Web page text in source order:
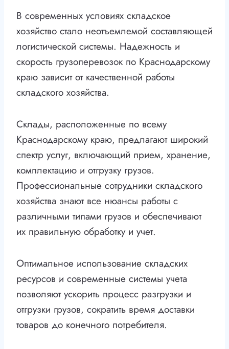
В современных условиях складское
хозяйство стало неотъемлемой составляющей
логистической системы. Надежность и
скорость грузоперевозок по Краснодарскому
краю зависит от качественной работы
складского хозяйства.
Склады, расположенные по всему
Краснодарскому краю, предлагают широкий
спектр услуг, включающий прием, хранение,
комплектацию и отгрузку грузов.
Профессиональные сотрудники складского
хозяйства знают все нюансы работы с
различными типами грузов и обеспечивают
их правильную обработку и учет.
Оптимальное использование складских
ресурсов и современные системы учета
позволяют ускорить процесс разгрузки и
отгрузки грузов, сократить время доставки
товаров до конечного потребителя.